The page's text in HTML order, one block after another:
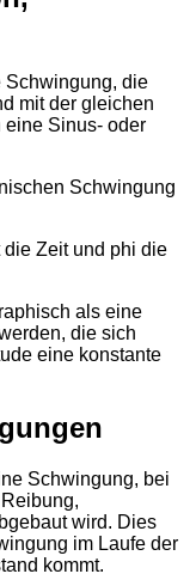
Schwingung, die
mit der gleichen
eine Sinus- oder
Schwingung
die Zeit und phi die
als eine
die sich
eine konstante
Schwingung, bei
wird. Dies
im Laufe der
kommt.